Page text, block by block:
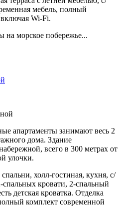
мебель, полный
Wi-Fi.
морское побережье...
апартаменты занимают весь 2
дома. Здание
всего в 300 метрах от
улочки.
холл-гостиная, кухня, с/
спальных кровати, 2-спальный
детская кроватка. Отделка
комплект современной